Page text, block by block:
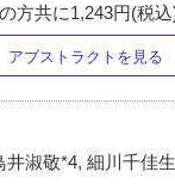
方共に1,243円(税込)
アブストラクトを見る
淑敬*4, 細川千佳